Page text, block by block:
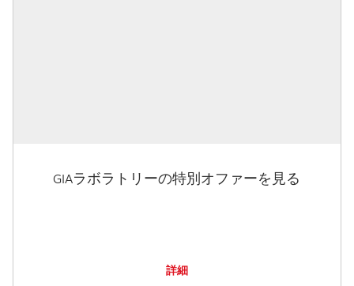
GIAラボラトリーの特別オファーを見る
詳細